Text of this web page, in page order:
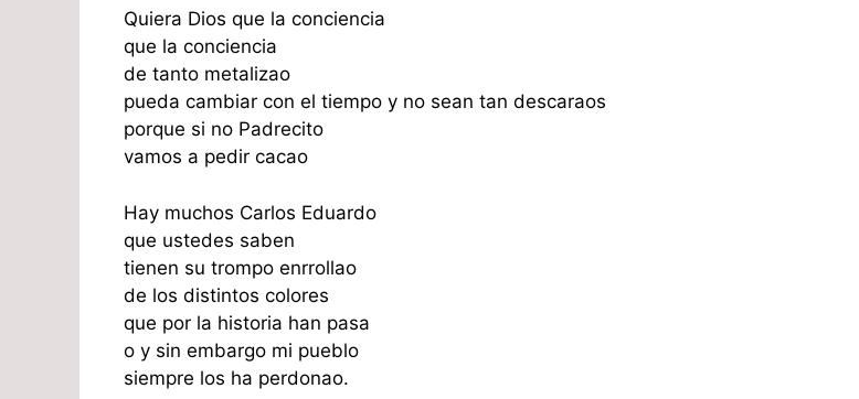
Quiera Dios que la conciencia
que la conciencia
de tanto metalizao
pueda cambiar con el tiempo y no sean tan descaraos
porque si no Padrecito
vamos a pedir cacao
Hay muchos Carlos Eduardo
que ustedes saben
tienen su trompo enrrollao
de los distintos colores
que por la historia han pasa
o y sin embargo mi pueblo
siempre los ha perdonao.